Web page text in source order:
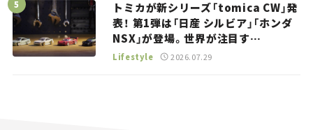
トミカが新シリーズ「tomica CW」発
表！ 第1弾は「日産 シルビア」「ホンダ
NSX」が登場。世界が注目す
る“JDM”に焦点【クルマとホビー】
Lifestyle 2026.07.29